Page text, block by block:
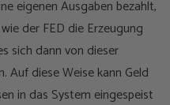
eigenen Ausgaben bezahlt,
der FED die Erzeugung
sich dann von dieser
Auf diese Weise kann Geld
in das System eingespeist